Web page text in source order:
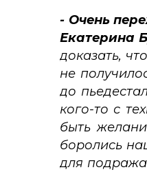
- Очень
Екатерина
доказать,
не
до
кого-то с
быть
боролись
для